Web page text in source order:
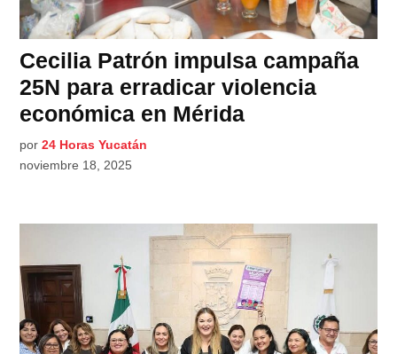
Cecilia Patrón impulsa campaña
25N para erradicar violencia
económica en Mérida
por 24 Horas Yucatán
noviembre 18, 2025